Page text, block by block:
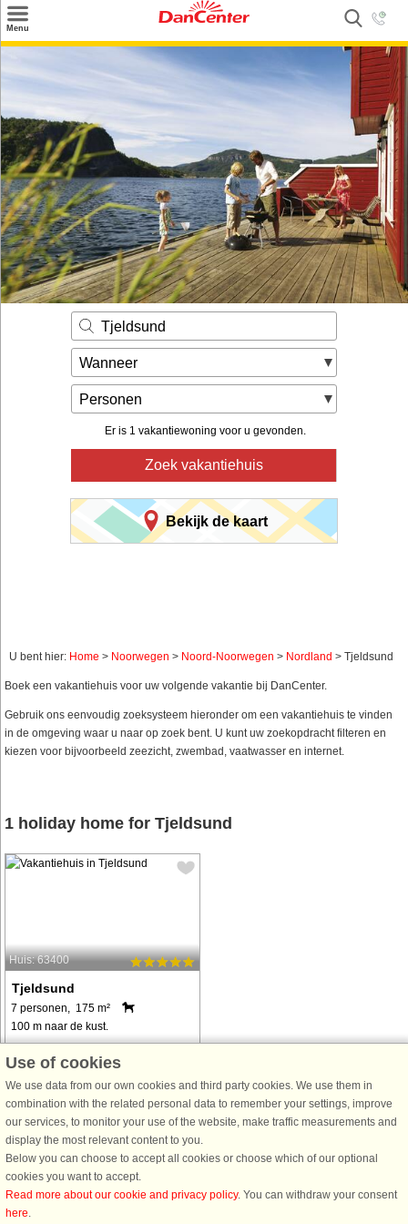
Menu
Informatie over
Service
Kontakt
Tjeldsund
Wanneer
Personen
Er is 1 vakantiewoning voor u gevonden.
Zoek vakantiehuis
Bekijk de kaart
U bent hier: Home > Noorwegen > Noord-Noorwegen > Nordland > Tjeldsund
Boek een vakantiehuis voor uw volgende vakantie bij DanCenter.
Gebruik ons eenvoudig zoeksysteem hieronder om een vakantiehuis te vinden
in de omgeving waar u naar op zoek bent. U kunt uw zoekopdracht filteren en
kiezen voor bijvoorbeeld zeezicht, zwembad, vaatwasser en internet.
1 holiday home for Tjeldsund
Huis: 63400
Tjeldsund
7 personen, 175 m²
100 m naar de kust.
Gemütliches Ferienhaus auf einem
Herrlicher Ausblick zur
wunderschönen Fjordlandschaft,
sowohl im Sommer als auch Winter!
Wunderbares Wandergebiet für die
ganze Familie ...
van € 987
Use of cookies
We use data from our own cookies and third party cookies. We use them in
combination with the related personal data to remember your settings, improve
our services, to monitor your use of the website, make traffic measurements and
display the most relevant content to you.
Below you can choose to accept all cookies or choose which of our optional
cookies you want to accept.
Read more about our cookie and privacy policy. You can withdraw your consent
here.